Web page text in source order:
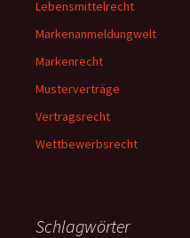
Lebensmittelrecht
Markenanmeldungwelt
Markenrecht
Musterverträge
Vertragsrecht
Wettbewerbsrecht
Schlagwörter